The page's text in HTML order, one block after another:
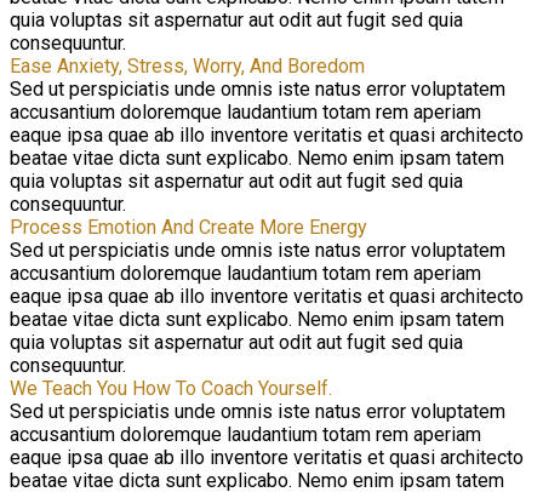
quia voluptas sit aspernatur aut odit aut fugit sed quia
consequuntur.
Ease Anxiety, Stress, Worry, And Boredom
Sed ut perspiciatis unde omnis iste natus error voluptatem
accusantium doloremque laudantium totam rem aperiam
eaque ipsa quae ab illo inventore veritatis et quasi architecto
beatae vitae dicta sunt explicabo. Nemo enim ipsam tatem
quia voluptas sit aspernatur aut odit aut fugit sed quia
consequuntur.
Process Emotion And Create More Energy
Sed ut perspiciatis unde omnis iste natus error voluptatem
accusantium doloremque laudantium totam rem aperiam
eaque ipsa quae ab illo inventore veritatis et quasi architecto
beatae vitae dicta sunt explicabo. Nemo enim ipsam tatem
quia voluptas sit aspernatur aut odit aut fugit sed quia
consequuntur.
We Teach You How To Coach Yourself.
Sed ut perspiciatis unde omnis iste natus error voluptatem
accusantium doloremque laudantium totam rem aperiam
eaque ipsa quae ab illo inventore veritatis et quasi architecto
beatae vitae dicta sunt explicabo. Nemo enim ipsam tatem